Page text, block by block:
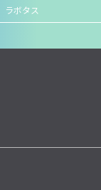
ラボタス